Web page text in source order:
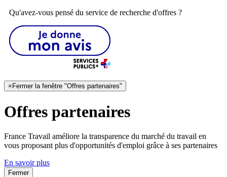
Qu'avez-vous pensé du service de recherche d'offres ?
× Fermer la fenêtre "Offres partenaires"
Offres partenaires
France Travail améliore la transparence du marché du travail en
vous proposant plus d'opportunités d'emploi grâce à ses partenaires
En savoir plus
Fermer